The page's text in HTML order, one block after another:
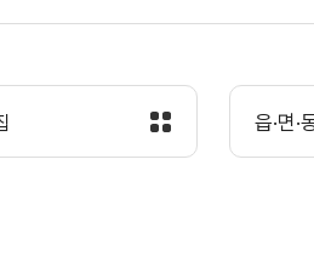
읍·면·